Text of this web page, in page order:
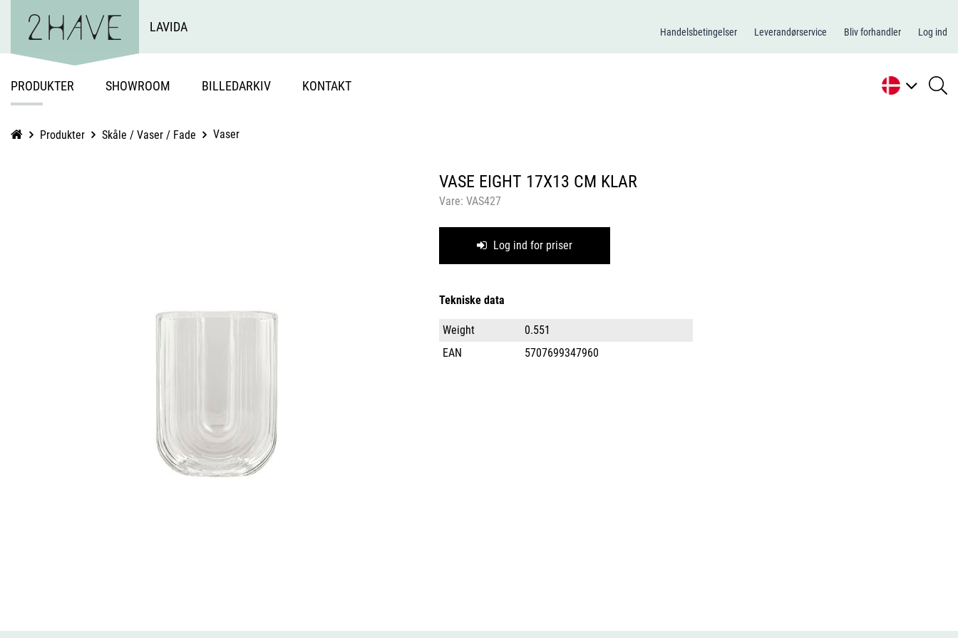
LAVIDA Handelsbetingelser Leverandørservice Bliv forhandler Log ind
PRODUKTER SHOWROOM BILLEDARKIV KONTAKT
Produkter Skåle / Vaser / Fade Vaser
VASE EIGHT 17X13 CM KLAR
Vare:VAS427
Log ind for priser
Tekniske data
Weight
0.551
EAN
5707699347960